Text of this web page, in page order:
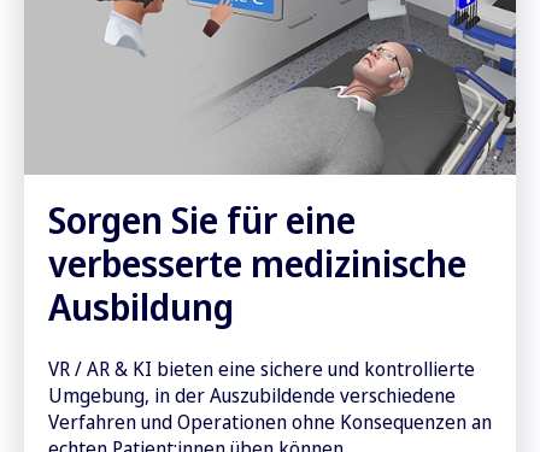
Sorgen Sie für eine
verbesserte medizinische
Ausbildung
VR / AR & KI bieten eine sichere und kontrollierte
Umgebung, in der Auszubildende verschiedene
Verfahren und Operationen ohne Konsequenzen an